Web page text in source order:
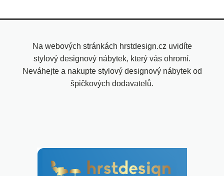
Na webových stránkách hrstdesign.cz uvidíte
stylový designový nábytek, který vás ohromí.
Neváhejte a nakupte stylový designový nábytek od
špičkových dodavatelů.